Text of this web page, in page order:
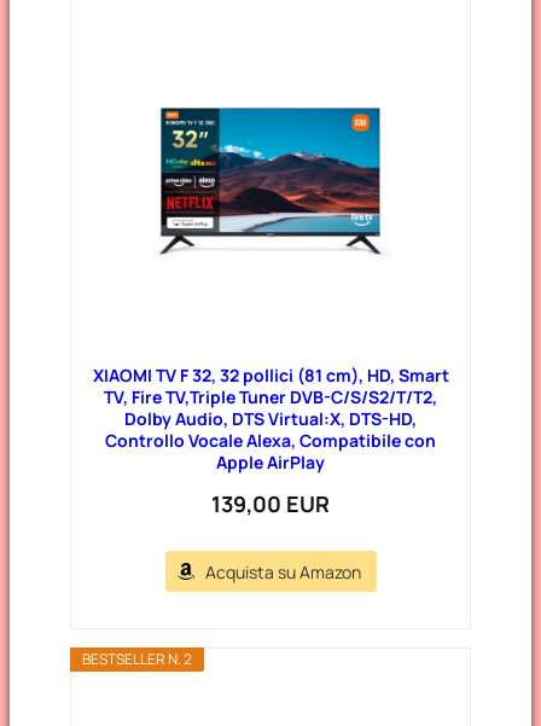
XIAOMI TV F 32, 32 pollici (81 cm), HD, Smart
TV, Fire TV,Triple Tuner DVB-C/S/S2/T/T2,
Dolby Audio, DTS Virtual:X, DTS-HD,
Controllo Vocale Alexa, Compatibile con
Apple AirPlay
139,00 EUR
Acquista su Amazon
BESTSELLER N. 2